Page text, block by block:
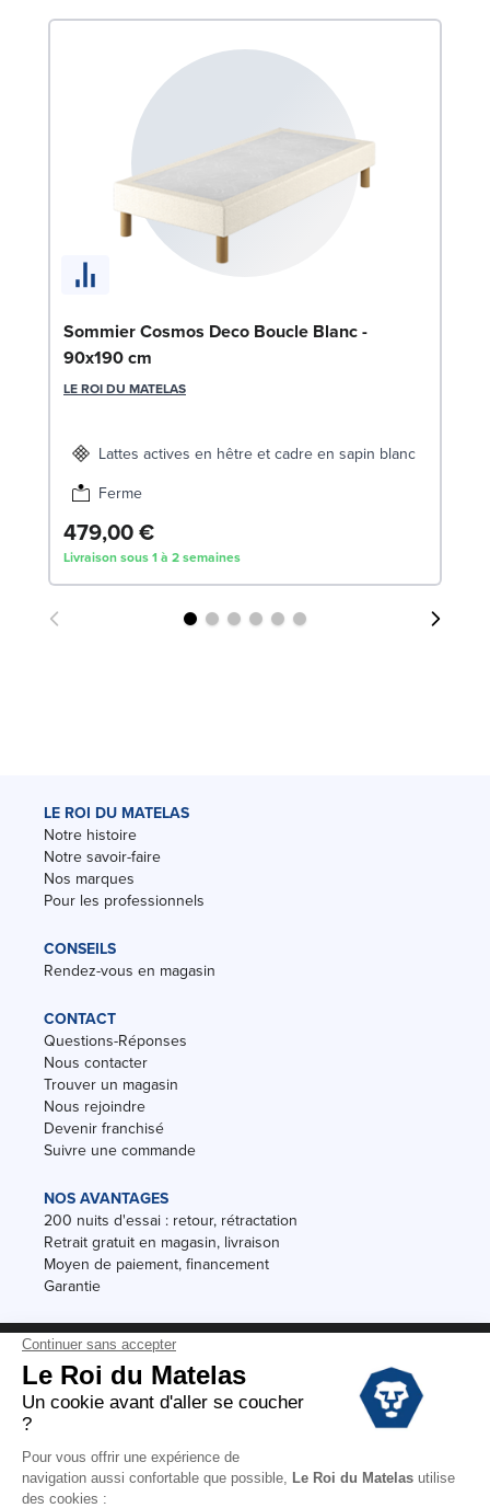
Sommier Cosmos Deco Boucle Blanc -
90x190 cm
LE ROI DU MATELAS
Lattes actives en hêtre et cadre en sapin blanc
Ferme
479,00 €
Livraison sous 1 à 2 semaines
LE ROI DU MATELAS
Notre histoire
Notre savoir-faire
Nos marques
Pour les professionnels
CONSEILS
Rendez-vous en magasin
CONTACT
Questions-Réponses
Nous contacter
Trouver un magasin
Nous rejoindre
Devenir franchisé
Suivre une commande
NOS AVANTAGES
200 nuits d'essai : retour, rétractation
Retrait gratuit en magasin, livraison
Moyen de paiement, financement
Garantie
Conditions des offres
Black Friday
Destockage
Conditions Générales de vente magasin